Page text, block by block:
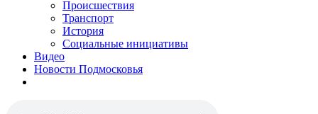
Происшествия
Транспорт
История
Социальные инициативы
Видео
Новости Подмосковья